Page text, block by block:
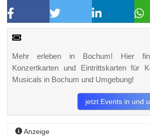
Mehr erleben in Bochum! Hier
Konzertkarten und Eintrittskarten für
Musicals in Bochum und Umgebung!
jetzt Events in und
Anzeige